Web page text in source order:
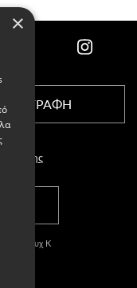
ΕΓΓΡΑΦΗ
χρήσης
Σεμπουχ Κ
×